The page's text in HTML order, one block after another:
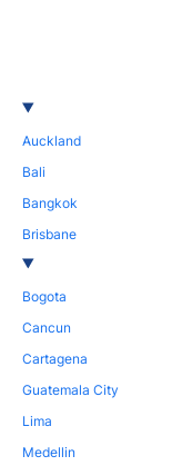
Auckland
Bali
Bangkok
Brisbane
Bogota
Cancun
Cartagena
Guatemala City
Lima
Medellin